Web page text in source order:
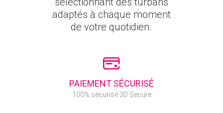
adaptés à chaque moment
de votre quotidien.
PAIEMENT SÉCURISÉ
100% sécurisé 3D Secure